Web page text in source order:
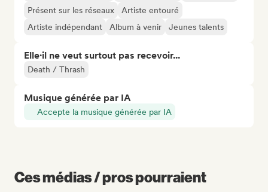
Présent sur les réseaux
Artiste entouré
Artiste indépendant
Album à venir Jeunes talents
Elle·il ne veut surtout pas recevoir...
Death / Thrash
Musique générée par IA
Accepte la musique générée par IA
Ces médias / pros pourraient